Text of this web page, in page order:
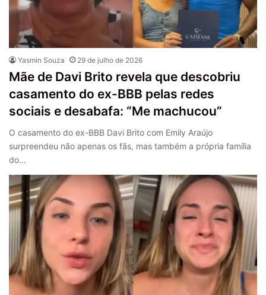
Yasmin Souza 29 de julho de 2026
Mãe de Davi Brito revela que descobriu
casamento do ex-BBB pelas redes
sociais e desabafa: “Me machucou”
O casamento do ex-BBB Davi Brito com Emily Araújo
surpreendeu não apenas os fãs, mas também a própria família
do…